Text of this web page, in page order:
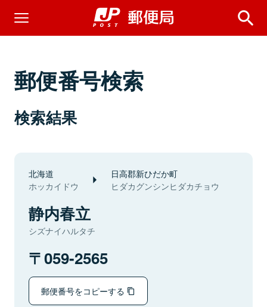
郵便番号検索
検索結果
北海道
ホッカイドウ
日高郡新ひだか町
ヒダカグンシンヒダカチョウ
静内春立
シズナイハルタチ
059-2565
郵便番号をコピーする